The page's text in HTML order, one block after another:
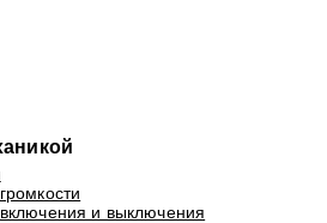
и выключения